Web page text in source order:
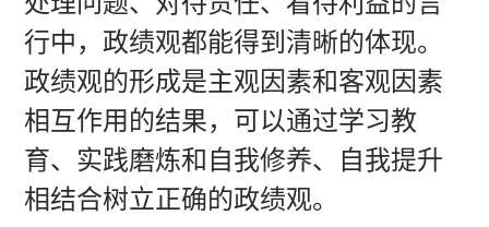
行中，政绩观都能得到清晰的体现。
政绩观的形成是主观因素和客观因素
相互作用的结果，可以通过学习教
育、实践磨炼和自我修养、自我提升
相结合树立正确的政绩观。